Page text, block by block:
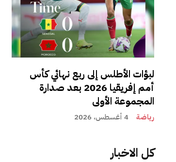
لبؤات الأطلس إلى ربع نهائي كأس
أمم إفريقيا 2026 بعد صدارة
المجموعة الأولى
رياضة 4 أغسطس، 2026
كل الاخبار